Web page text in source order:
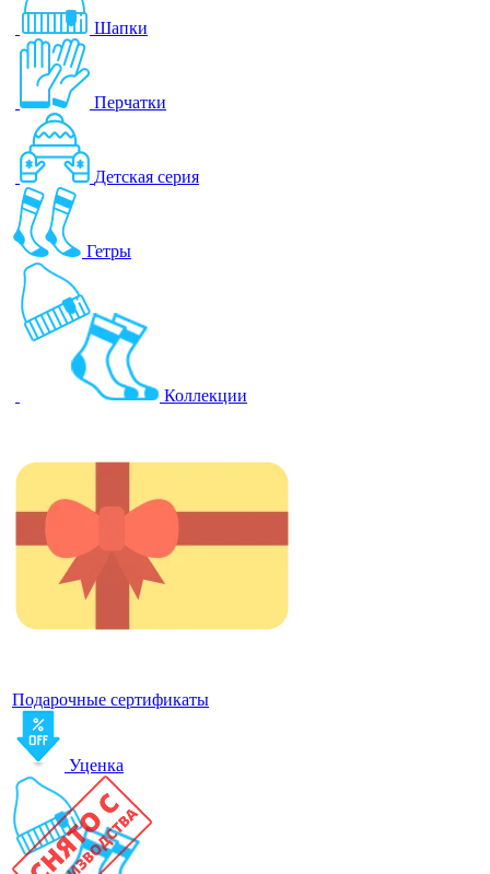
Шапки
Перчатки
Детская серия
Гетры
Коллекции
Подарочные сертификаты
Уценка